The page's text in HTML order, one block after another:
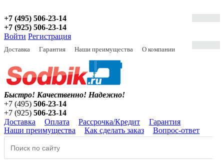
+7 (495) 506-23-14
+7 (925) 506-23-14
Войти Регистрация
Доставка Гарантия Наши преимущества О компании
Быстро! Качественно! Надежно!
+7 (495) 506-23-14
+7 (925) 506-23-14
Доставка
Оплата Рассрочка/Кредит
Гарантия
Наши преимущества
Как сделать заказ Вопрос-ответ